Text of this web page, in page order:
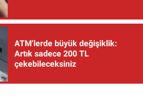
ATM'lerde büyük değişiklik:
Artık sadece 200 TL
çekebileceksiniz